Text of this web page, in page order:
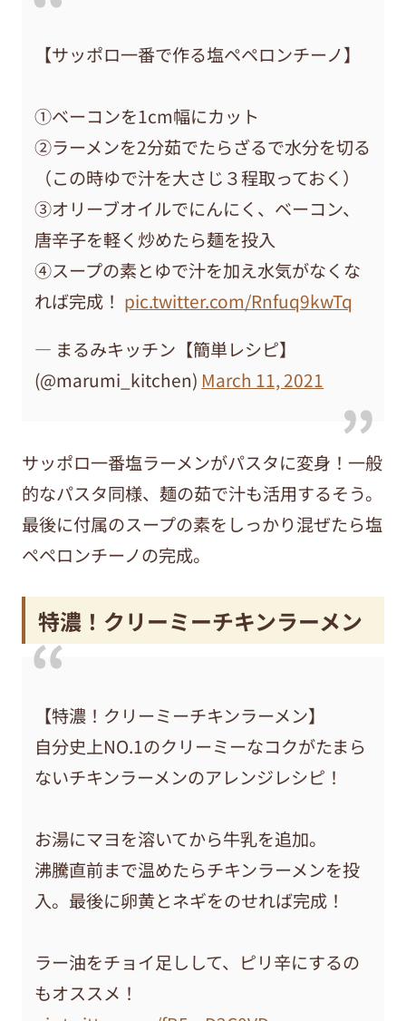
【サッポロ一番で作る塩ペペロンチーノ】
①ベーコンを1cm幅にカット
②ラーメンを2分茹でたらざるで水分を切る
（この時ゆで汁を大さじ３程取っておく）
③オリーブオイルでにんにく、ベーコン、
唐辛子を軽く炒めたら麺を投入
④スープの素とゆで汁を加え水気がなくな
れば完成！ pic.twitter.com/Rnfuq9kwTq
— まるみキッチン【簡単レシピ】
(@marumi_kitchen) March 11, 2021
サッポロ一番塩ラーメンがパスタに変身！一般
的なパスタ同様、麺の茹で汁も活用するそう。
最後に付属のスープの素をしっかり混ぜたら塩
ペペロンチーノの完成。
特濃！クリーミーチキンラーメン
【特濃！クリーミーチキンラーメン】
自分史上NO.1のクリーミーなコクがたまら
ないチキンラーメンのアレンジレシピ！
お湯にマヨを溶いてから牛乳を追加。
沸騰直前まで温めたらチキンラーメンを投
入。最後に卵黄とネギをのせれば完成！
ラー油をチョイ足しして、ピリ辛にするの
もオススメ！